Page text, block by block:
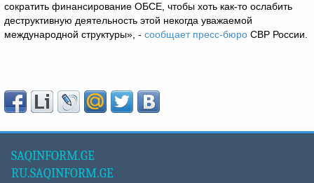
сократить финансирование ОБСЕ, чтобы хоть как-то ослабить
деструктивную деятельность этой некогда уважаемой
международной структуры», - сообщает пресс-бюро СВР России.
SAQINFORM.GE
RU.SAQINFORM.GE